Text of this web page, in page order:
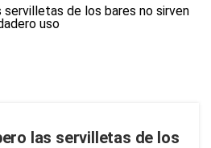
las servilletas de los